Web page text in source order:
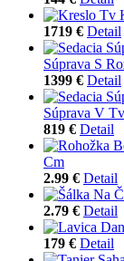
1719 € Detail
Súprava S
1399 € Detail
Súprava V
819 € Detail
Cm
2.99 € Detail
2.79 € Detail
179 € Detail